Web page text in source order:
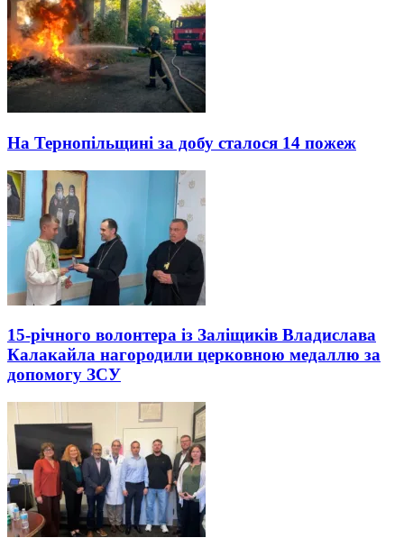
На Тернопільщині за добу сталося 14 пожеж
15-річного волонтера із Заліщиків Владислава
Калакайла нагородили церковною медаллю за
допомогу ЗСУ